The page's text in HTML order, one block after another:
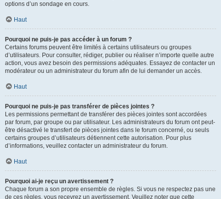
options d’un sondage en cours.
Haut
Pourquoi ne puis-je pas accéder à un forum ?
Certains forums peuvent être limités à certains utilisateurs ou groupes
d’utilisateurs. Pour consulter, rédiger, publier ou réaliser n’importe quelle autre
action, vous avez besoin des permissions adéquates. Essayez de contacter un
modérateur ou un administrateur du forum afin de lui demander un accès.
Haut
Pourquoi ne puis-je pas transférer de pièces jointes ?
Les permissions permettant de transférer des pièces jointes sont accordées
par forum, par groupe ou par utilisateur. Les administrateurs du forum ont peut-
être désactivé le transfert de pièces jointes dans le forum concerné, ou seuls
certains groupes d’utilisateurs détiennent cette autorisation. Pour plus
d’informations, veuillez contacter un administrateur du forum.
Haut
Pourquoi ai-je reçu un avertissement ?
Chaque forum a son propre ensemble de règles. Si vous ne respectez pas une
de ces règles, vous recevrez un avertissement. Veuillez noter que cette